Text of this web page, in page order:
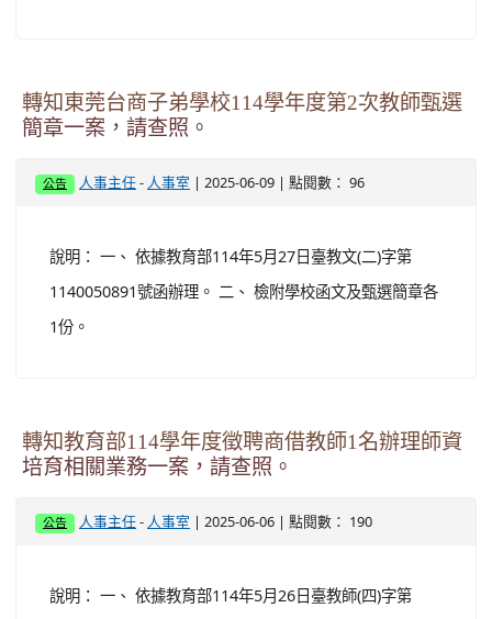
轉知東莞台商子弟學校114學年度第2次教師甄選
簡章一案，請查照。
公告 人事主任 - 人事室 | 2025-06-09 | 點閱數： 96
說明： 一、 依據教育部114年5月27日臺教文(二)字第
1140050891號函辦理。 二、 檢附學校函文及甄選簡章各
1份。
轉知教育部114學年度徵聘商借教師1名辦理師資
培育相關業務一案，請查照。
公告 人事主任 - 人事室 | 2025-06-06 | 點閱數： 190
說明： 一、 依據教育部114年5月26日臺教師(四)字第